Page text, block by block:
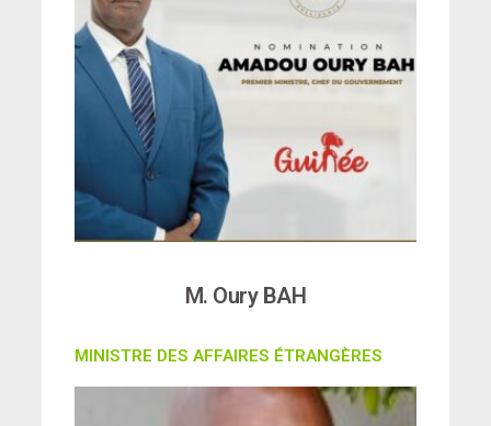
M. Oury BAH
MINISTRE DES AFFAIRES ÉTRANGÈRES